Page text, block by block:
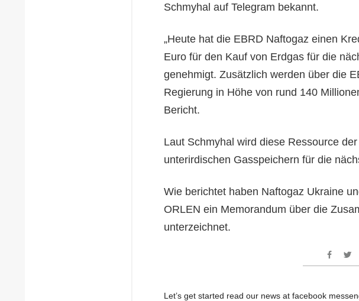
Schmyhal auf Telegram bekannt.
„Heute hat die EBRD Naftogaz einen
Euro für den Kauf von Erdgas für die
genehmigt. Zusätzlich werden über die
Regierung in Höhe von rund 140
Bericht.
Laut Schmyhal wird diese Ressource
unterirdischen Gasspeichern für die
Wie berichtet haben Naftogaz Ukraine
ORLEN ein Memorandum über die
unterzeichnet.
Let’s get started read our news at facebook